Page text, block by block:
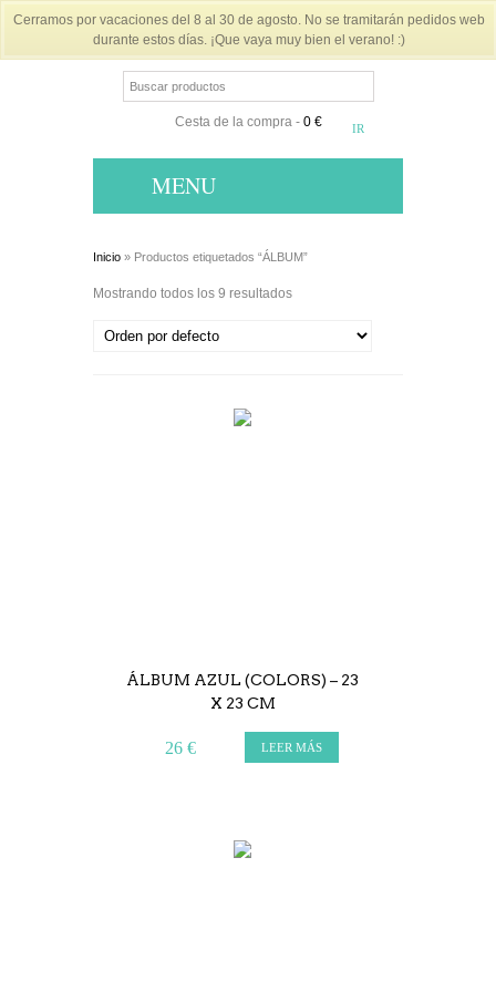
Cesta de la compra- 0 €
MENU
Inicio » Productos etiquetados “ÁLBUM”
Mostrando todos los 9 resultados
ÁLBUM AZUL (COLORS) – 23
X 23 CM
26 € LEER MÁS
Cerramos por vacaciones del 8 al 30 de agosto. No se tramitarán pedidos web
durante estos días. ¡Que vaya muy bien el verano! :)